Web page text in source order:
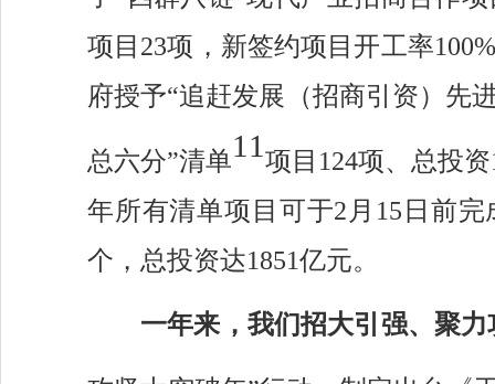
项目23项，新签约项目开工率
府授予“追赶发展（招商引资）先
总六分”清单11项目 124项、总投
年所有清单项目可于2月15日前
个，总投资达1851亿元。
一年来，我们招大引强、聚力